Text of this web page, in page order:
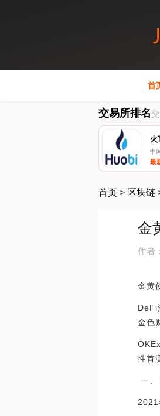
首
交易所排名
火
中
最
首页 > 区块链
金
作者：
金黄
DeFi
金色
性首
一、